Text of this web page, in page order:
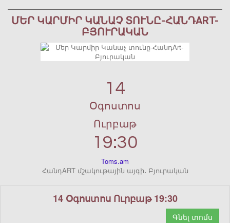
ՄԵՐ ԿԱՐՄԻՐ ԿԱՆԱՉ ՏՈՒՆԸ-ՀԱՆԴART-
ԲՅՈՒՐԱԿԱՆ
14
Օգոստոս
Ուրբաթ
19:30
Toms.am
ՀանդART մշակութային այգի․ Բյուրական
14 Օգոստոս Ուրբաթ 19:30
Գնել տոմս